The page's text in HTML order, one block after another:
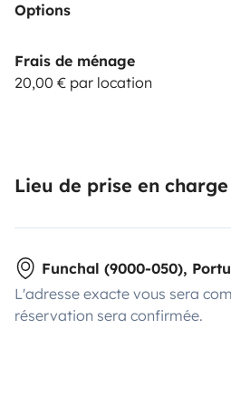
Options
Frais de ménage
20,00 € par location
Lieu de prise en charge
Funchal (9000-050),
L'adresse exacte vous sera
réservation sera confirmée.